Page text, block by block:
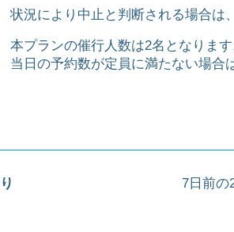
状況により中止と判断される場合は
本プランの催行人数は2名となります
当日の予約数が定員に満たない場合
7日前の